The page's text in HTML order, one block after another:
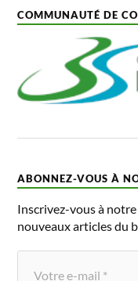
COMMUNAUTÉ DE
ABONNEZ-VOUS À
Inscrivez-vous à
nouveaux articles du